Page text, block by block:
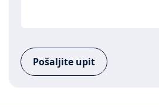
Pošaljite upit